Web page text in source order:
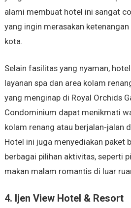
alami membuat hotel ini sangat
yang ingin merasakan
kota.
Selain fasilitas yang nyaman,
layanan spa dan area kolam
yang menginap di Royal Orchids
Condominium dapat menikmati
kolam renang atau berjalan-jalan
Hotel ini juga menyediakan paket
berbagai pilihan aktivitas, seperti
makan malam romantis di luar
4. Ijen View Hotel & Resort